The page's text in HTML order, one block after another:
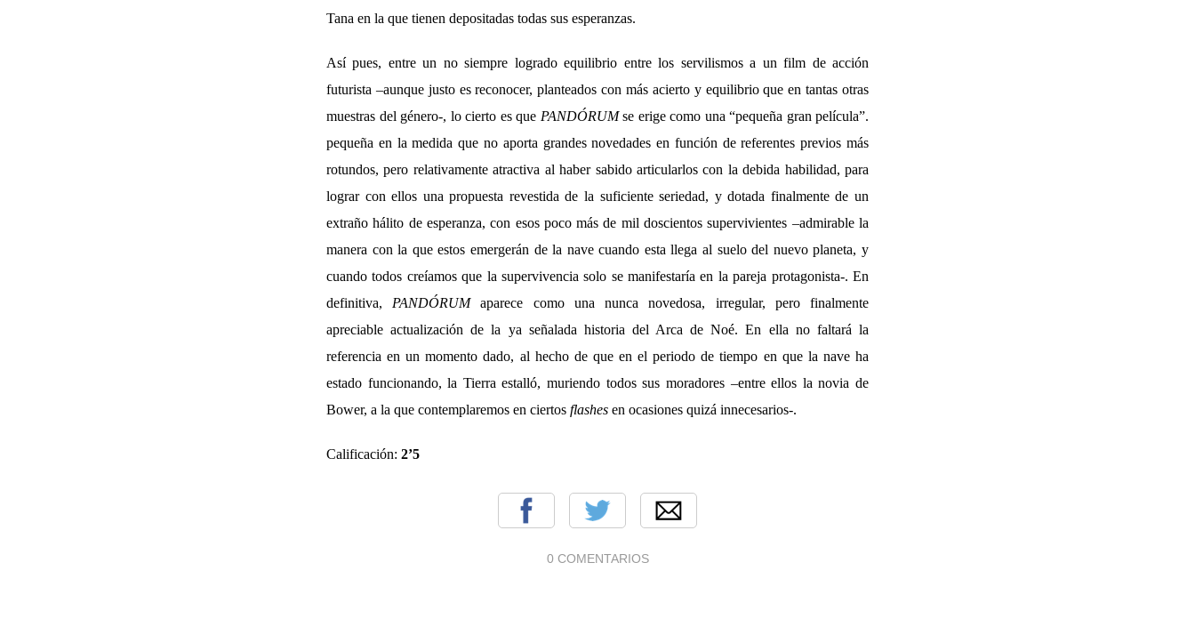
Tana en la que tienen depositadas todas sus esperanzas.
Así pues, entre un no siempre logrado equilibrio entre los servilismos a un film de acción
futurista –aunque justo es reconocer, planteados con más acierto y equilibrio que en tantas otras
muestras del género-, lo cierto es que PANDÓRUMse erige como una “pequeña gran película”.
pequeña en la medida que no aporta grandes novedades en función de referentes previos más
rotundos, pero relativamente atractiva al haber sabido articularlos con la debida habilidad, para
lograr con ellos una propuesta revestida de la suficiente seriedad, y dotada finalmente de un
extraño hálito de esperanza, con esos poco más de mil doscientos supervivientes –admirable la
manera con la que estos emergerán de la nave cuando esta llega al suelo del nuevo planeta, y
cuando todos creíamos que la supervivencia solo se manifestaría en la pareja protagonista-. En
definitiva, PANDÓRUMaparece como una nunca novedosa, irregular, pero finalmente
apreciable actualización de la ya señalada historia del Arca de Noé. En ella no faltará la
referencia en un momento dado, al hecho de que en el periodo de tiempo en que la nave ha
estado funcionando, la Tierra estalló, muriendo todos sus moradores –entre ellos la novia de
Bower, a la que contemplaremos en ciertos flashes en ocasiones quizá innecesarios-.
Calificación: 2’5
0 COMENTARIOS